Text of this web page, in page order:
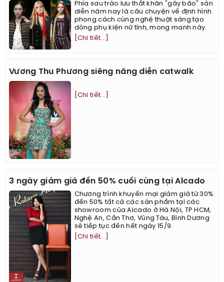
Phía sau trào lưu thắt khăn "gây bão" sàn
diễn năm nay là câu chuyện về định hình
phong cách cùng nghệ thuật sáng tạo
dòng phụ kiện nữ tính, mong manh này.
[Chi tiết...]
Vương Thu Phương siêng năng diễn catwalk
[Chi tiết...]
3 ngày giảm giá đến 50% cuối cùng tại Alcado
Chương trình khuyến mại giảm giá từ 30%
đến 50% tất cả các sản phẩm tại các
showroom của Alcado ở Hà Nội, TP HCM,
Nghệ An, Cần Thơ, Vũng Tàu, Bình Dương
sẽ tiếp tục đến hết ngày 15/9.
[Chi tiết...]